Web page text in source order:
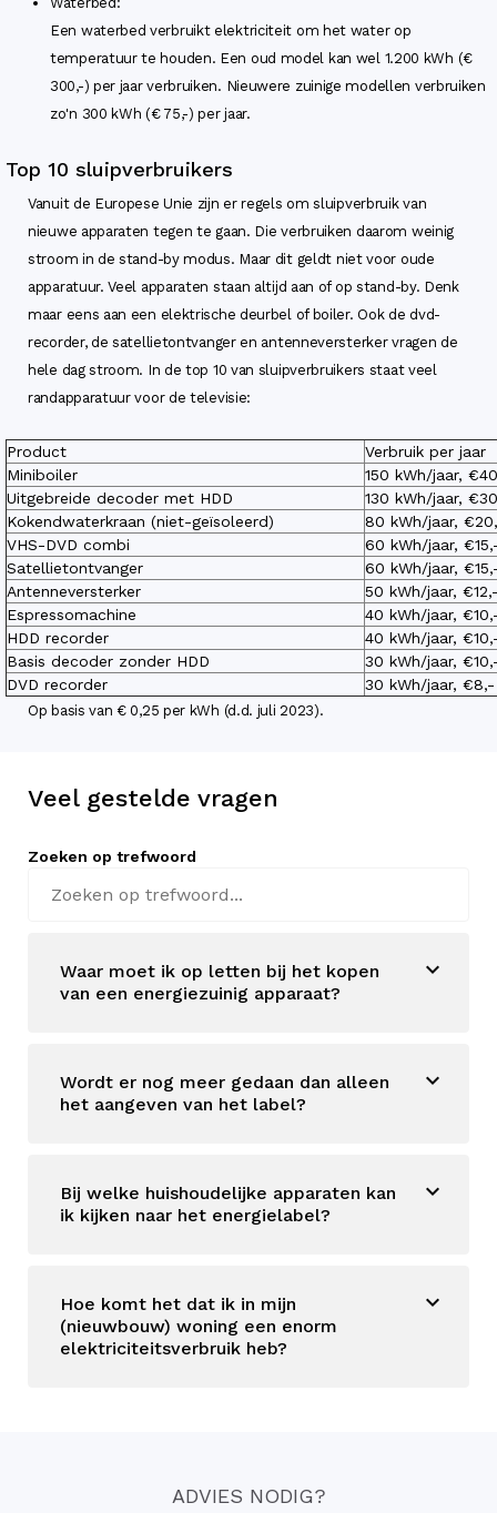
Een waterbed verbruikt elektriciteit om het water op
temperatuur te houden. Een oud model kan wel 1.200 kWh (€
300,-) per jaar verbruiken. Nieuwere zuinige modellen verbruiken
zo'n 300 kWh (€ 75,-) per jaar.
Top 10 sluipverbruikers
Vanuit de Europese Unie zijn er regels om sluipverbruik van
nieuwe apparaten tegen te gaan. Die verbruiken daarom weinig
stroom in de stand-by modus. Maar dit geldt niet voor oude
apparatuur. Veel apparaten staan altijd aan of op stand-by. Denk
maar eens aan een elektrische deurbel of boiler. Ook de dvd-
recorder, de satellietontvanger en antenneversterker vragen de
hele dag stroom. In de top 10 van sluipverbruikers staat veel
randapparatuur voor de televisie:
Product
Verbruik per jaar
Miniboiler
150 kWh/jaar,
Uitgebreide decoder met HDD
130 kWh/jaar,
Kokendwaterkraan (niet-geïsoleerd)
80 kWh/jaar,
VHS-DVD combi
60 kWh/jaar,
Satellietontvanger
60 kWh/jaar,
Antenneversterker
50 kWh/jaar,
Espressomachine
40 kWh/jaar,
HDD recorder
40 kWh/jaar,
Basis decoder zonder HDD
30 kWh/jaar,
DVD recorder
30 kWh/jaar, €8,-
Op basis van € 0,25 per kWh (d.d. juli 2023).
Veel gestelde vragen
Zoeken op trefwoord
Waar moet ik op letten bij het kopen
van een energiezuinig apparaat?
Wordt er nog meer gedaan dan alleen
het aangeven van het label?
Bij welke huishoudelijke apparaten kan
ik kijken naar het energielabel?
Hoe komt het dat ik in mijn
(nieuwbouw) woning een enorm
elektriciteitsverbruik heb?
ADVIES NODIG?